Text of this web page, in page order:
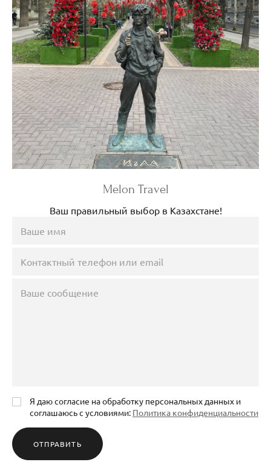
Melon Travel
Ваш правильный выбор в Казахстане!
Я даю согласие на обработку персональных данных и
соглашаюсь с условиями: Политика конфиденциальности
ОТПРАВИТЬ